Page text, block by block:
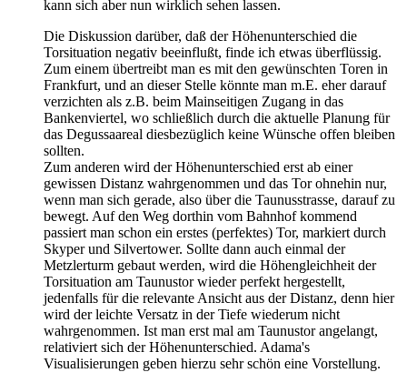
kann sich aber nun wirklich sehen lassen.
Die Diskussion darüber, daß der Höhenunterschied die
Torsituation negativ beeinflußt, finde ich etwas überflüssig.
Zum einem übertreibt man es mit den gewünschten Toren in
Frankfurt, und an dieser Stelle könnte man m.E. eher darauf
verzichten als z.B. beim Mainseitigen Zugang in das
Bankenviertel, wo schließlich durch die aktuelle Planung für
das Degussaareal diesbezüglich keine Wünsche offen bleiben
sollten.
Zum anderen wird der Höhenunterschied erst ab einer
gewissen Distanz wahrgenommen und das Tor ohnehin nur,
wenn man sich gerade, also über die Taunusstrasse, darauf zu
bewegt. Auf den Weg dorthin vom Bahnhof kommend
passiert man schon ein erstes (perfektes) Tor, markiert durch
Skyper und Silvertower. Sollte dann auch einmal der
Metzlerturm gebaut werden, wird die Höhengleichheit der
Torsituation am Taunustor wieder perfekt hergestellt,
jedenfalls für die relevante Ansicht aus der Distanz, denn hier
wird der leichte Versatz in der Tiefe wiederum nicht
wahrgenommen. Ist man erst mal am Taunustor angelangt,
relativiert sich der Höhenunterschied. Adama's
Visualisierungen geben hierzu sehr schön eine Vorstellung.